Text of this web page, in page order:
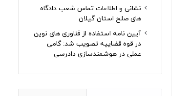
نشانی و اطلاعات تماس شعب دادگاه
های صلح استان گیلان
آیین نامه استفاده از فناوری های نوین
در قوه قضاییه تصویب شد: گامی
عملی در هوشمندسازی دادرسی